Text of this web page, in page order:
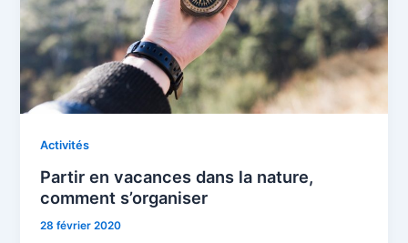
Activités
Partir en vacances dans la nature,
comment s’organiser
28 février 2020